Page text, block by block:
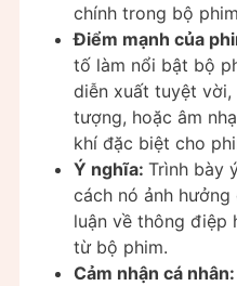
chính trong bộ
Điểm mạnh của
tố làm nổi bật bộ
diễn xuất tuyệt
tượng, hoặc âm
khí đặc biệt cho
Ý nghĩa: Trình bày
cách nó ảnh hưởng
luận về thông điệp
từ bộ phim.
Cảm nhận cá nhân: